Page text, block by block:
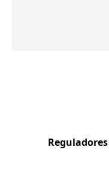
Reguladores